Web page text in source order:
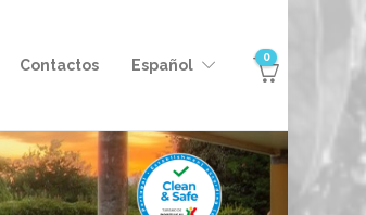
Contactos Español 0